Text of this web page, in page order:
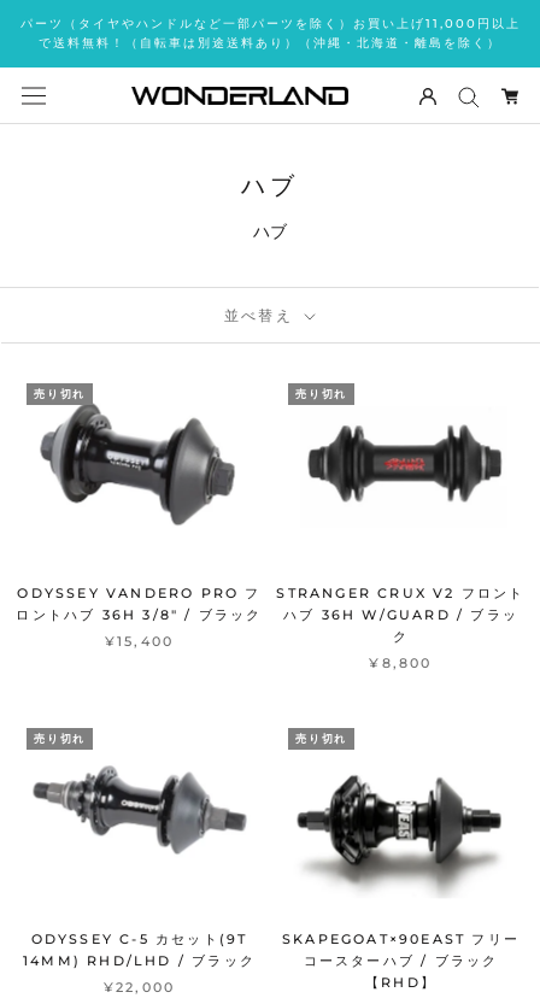
ッ
し
ツ
移
パーツ（タイヤやハンドルなど一部パーツを除く）お買い上げ11,000円以上
で送料無料！（自転車は別途送料あり）（沖縄・北海道・離島を除く）
ハブ
ハブ
並べ替え
売り切れ
ODYSSEY VANDERO PRO フ
ロントハブ 36H 3/8" / ブラック
¥15,400
売り切れ
STRANGER CRUX V2 フロント
ハブ 36H W/GUARD / ブラッ
ク
¥8,800
売り切れ
ODYSSEY C-5 カセット(9T
14MM) RHD/LHD / ブラック
¥22,000
売り切れ
SKAPEGOAT×90EAST フリー
コースターハブ / ブラック
【RHD】